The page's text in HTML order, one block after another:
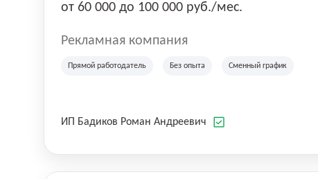
от 60 000 до 100 000 руб./мес.
Рекламная компания
Прямой работодатель Без опыта Сменный график
ИП Бадиков Роман Андреевич